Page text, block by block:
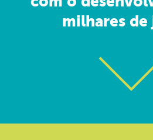
milhares de